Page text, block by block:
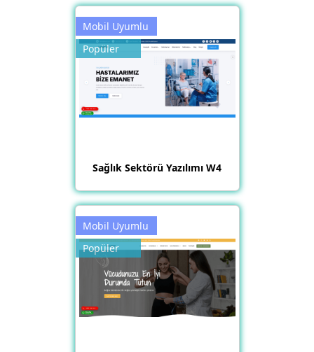
Mobil Uyumlu
Popüler
Sağlık Sektörü Yazılımı W4
Mobil Uyumlu
Popüler